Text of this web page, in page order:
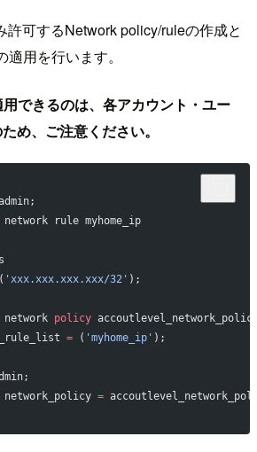
許可するNetwork policy/ruleの作成と
用を行います。
できるのは、各アカウント・ユー
め、ご注意ください。
rule myhome_ip
'xxx.xxx.xxx.xxx/32' );
policy
= ( 'myhome_ip' );
network_policy =